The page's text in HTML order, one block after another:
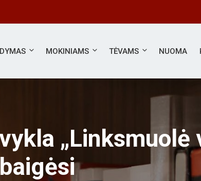
MOKINIAMS TĖVAMS NUOMA
„Linksmuolė